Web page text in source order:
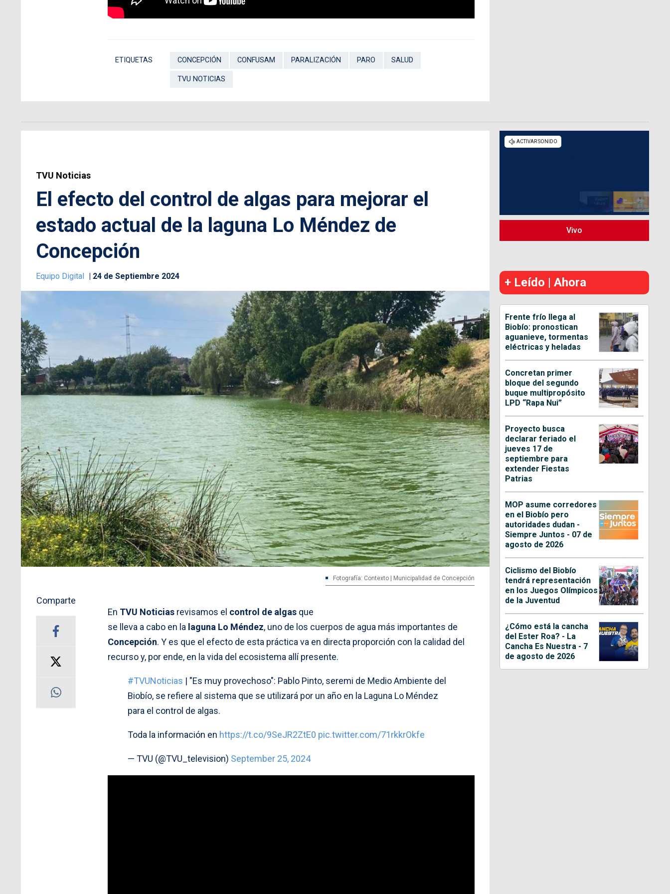
ETIQUETAS CONCEPCIÓN CONFUSAM PARALIZACIÓN PARO SALUD
TVU NOTICIAS
TVU Noticias
El efecto del control de algas para mejorar el
estado actual de la laguna Lo Méndez de
Concepción
Equipo Digital 24 de Septiembre 2024
Fotografía: Contexto | Municipalidad de Concepción
Comparte
En TVU Noticias revisamos el control de algas que
se lleva a cabo en la laguna Lo Méndez, uno de los cuerpos de agua más importantes de
Concepción. Y es que el efecto de esta práctica va en directa proporción con la calidad del
recurso y, por ende, en la vida del ecosistema allí presente.
#TVUNoticias | "Es muy provechoso": Pablo Pinto, seremi de Medio Ambiente del
Biobío, se refiere al sistema que se utilizará por un año en la Laguna Lo Méndez
para el control de algas.
Toda la información en https://t.co/9SeJR2ZtE0 pic.twitter.com/71rkkrOkfe
— TVU (@TVU_television) September 25, 2024
Vivo
+ Leído | Ahora
Frente frío llega al
Biobío: pronostican
aguanieve, tormentas
eléctricas y heladas
Concretan primer
bloque del segundo
buque multipropósito
LPD “Rapa Nui”
Proyecto busca
declarar feriado el
jueves 17 de
septiembre para
extender Fiestas
Patrias
MOP asume corredores
en el Biobío pero
autoridades dudan -
Siempre Juntos - 07 de
agosto de 2026
Ciclismo del Biobío
tendrá representación
en los Juegos Olímpicos
de la Juventud
¿Cómo está la cancha
del Ester Roa? - La
Cancha Es Nuestra - 7
de agosto de 2026